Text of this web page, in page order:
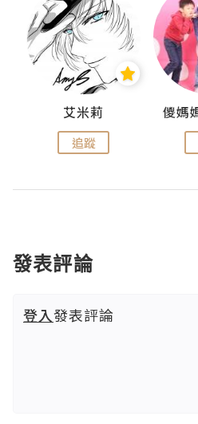
艾米莉
追蹤
發表評論
登入發表評論